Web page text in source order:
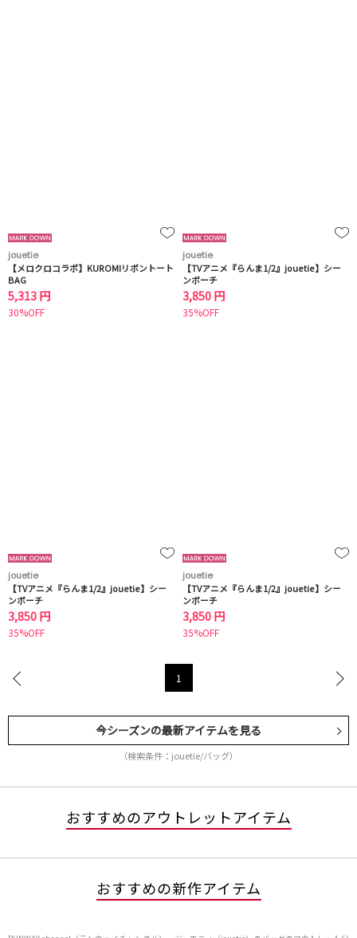
jouetie
【メロクロコラボ】KUROMIリボントート
BAG
5,313 円
30%OFF
jouetie
【TVアニメ『らんま1/2』jouetie】シー
ンポーチ
3,850 円
35%OFF
jouetie
【TVアニメ『らんま1/2』jouetie】シー
ンポーチ
3,850 円
35%OFF
jouetie
【TVアニメ『らんま1/2』jouetie】シー
ンポーチ
3,850 円
35%OFF
1
今シーズンの最新アイテムを見る
（検索条件：jouetie/バッグ）
おすすめのアウトレットアイテム
おすすめの新作アイテム